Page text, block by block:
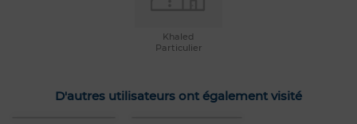
Khaled
Particulier
D'autres utilisateurs ont également visité